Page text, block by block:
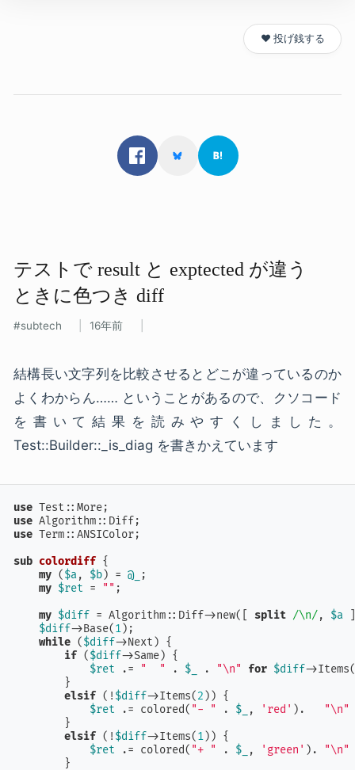
❤️ 投げ銭する
テストで​ result と​ exptected が​違う​
ときに​色つき diff
subtech 16年前
結構長い文字列を比較させるとどこが違っているのか
よくわからん…… ということがあるので、クソコード
を書いて結果を読みやすくしました。
Test::Builder::_is_diag を書きかえています
use
use
use Term::ANSIColor;
sub colordiff {
my ($a, $b) = @_ ;
my $ret = "" ;
my $diff = Algorithm::Diff->new([ split /\n/, $a
$diff->Base(1);
while ($diff->Next) {
if ($diff->Same) {
$ret .= "  " . $_ . "\n" for $diff->Items(
        }
elsif (! $diff->Items(2)) {
$ret .= colored( "- " . $_ , 'red' ).
"\n"
        }
elsif (! $diff->Items(1)) {
$ret .= colored( "+ " . $_ , 'green' ).
"\n"
        }